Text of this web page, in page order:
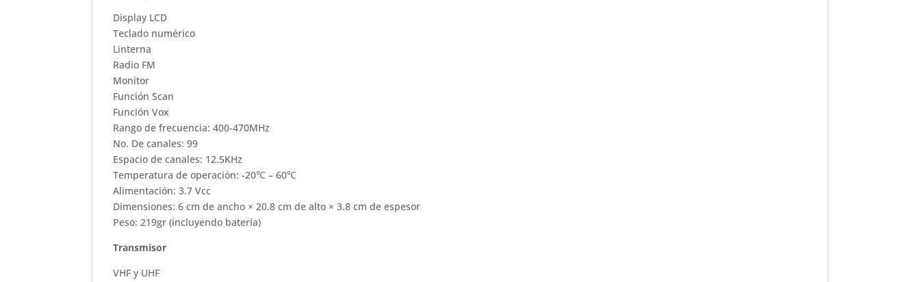
Display LCD
Teclado numérico
Linterna
Radio FM
Monitor
Función Scan
Función Vox
Rango de frecuencia: 400-470MHz
No. De canales: 99
Espacio de canales: 12.5KHz
Temperatura de operación: -20℃ – 60℃
Alimentación: 3.7 Vcc
Dimensiones: 6 cm de ancho × 20.8 cm de alto × 3.8 cm de espesor
Peso: 219gr (incluyendo batería)
Transmisor
VHF y UHF